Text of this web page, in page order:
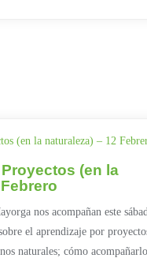
(en la
nos acompañan este
el aprendizaje por
naturales; cómo